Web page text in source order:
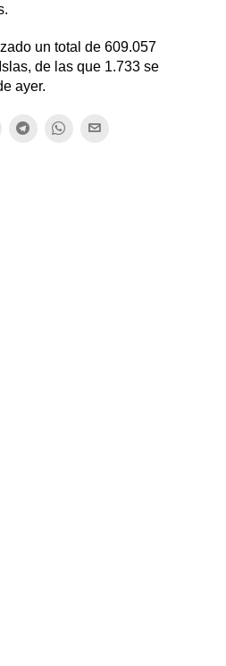
un total de 609.057
de las que 1.733 se
ayer.